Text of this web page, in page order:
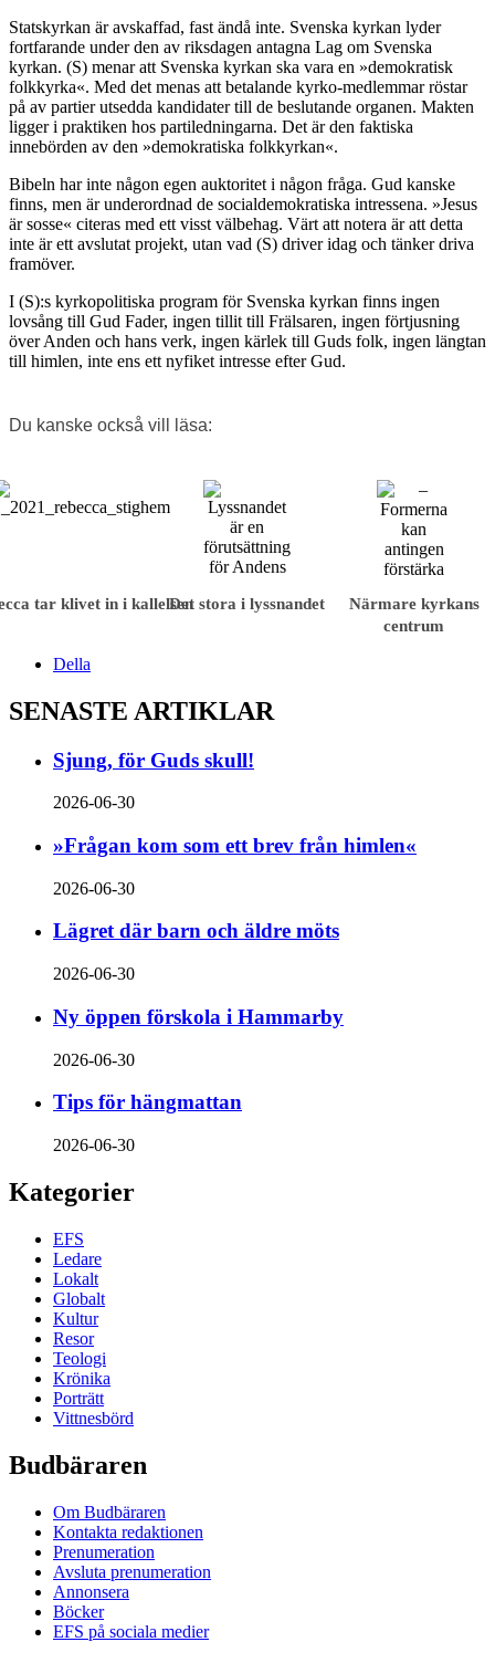
Statskyrkan är avskaffad, fast ändå inte. Svenska kyrkan lyder
fortfarande under den av riksdagen antagna Lag om Svenska
kyrkan. (S) menar att Svenska kyrkan ska vara en »demokratisk
folkkyrka«. Med det menas att betalande kyrko-medlemmar röstar
på av partier utsedda kandidater till de beslutande organen. Makten
ligger i praktiken hos partiledningarna. Det är den faktiska
innebörden av den »demokratiska folkkyrkan«.
Bibeln har inte någon egen auktoritet i någon fråga. Gud kanske
finns, men är underordnad de socialdemokratiska intressena. »Jesus
är sosse« citeras med ett visst välbehag. Värt att notera är att detta
inte är ett avslutat projekt, utan vad (S) driver idag och tänker driva
framöver.
I (S):s kyrkopolitiska program för Svenska kyrkan finns ingen
lovsång till Gud Fader, ingen tillit till Frälsaren, ingen förtjusning
över Anden och hans verk, ingen kärlek till Guds folk, ingen längtan
till himlen, inte ens ett nyfiket intresse efter Gud.
Du kanske också vill läsa:
tar klivet in i kallelsenDet stora i lyssnandet
Närmare kyrkans
centrum
Della
SENASTE ARTIKLAR
Sjung, för Guds skull!
2026-06-30
»Frågan kom som ett brev från himlen«
2026-06-30
Lägret där barn och äldre möts
2026-06-30
Ny öppen förskola i Hammarby
2026-06-30
Tips för hängmattan
2026-06-30
Kategorier
EFS
Ledare
Lokalt
Globalt
Kultur
Resor
Teologi
Krönika
Porträtt
Vittnesbörd
Budbäraren
Om Budbäraren
Kontakta redaktionen
Prenumeration
Avsluta prenumeration
Annonsera
Böcker
EFS på sociala medier